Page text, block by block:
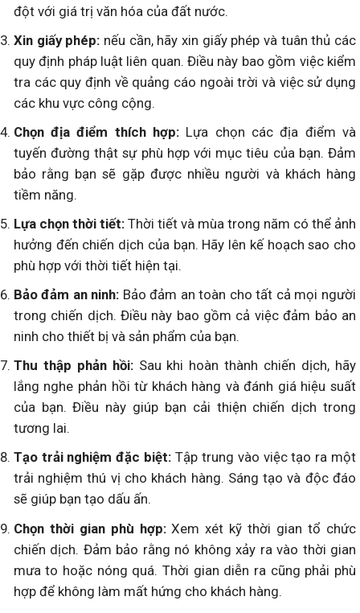
đột với giá trị văn hóa của đất nước.
Xin giấy phép: nếu cần, hãy xin giấy phép và tuân thủ các
quy định pháp luật liên quan. Điều này bao gồm việc kiểm
tra các quy định về quảng cáo ngoài trời và việc sử dụng
các khu vực công cộng.
Chọn địa điểm thích hợp: Lựa chọn các địa điểm và
tuyến đường thật sự phù hợp với mục tiêu của bạn. Đảm
bảo rằng bạn sẽ gặp được nhiều người và khách hàng
tiềm năng.
Lựa chọn thời tiết:Thời tiết và mùa trong năm có thể ảnh
hưởng đến chiến dịch của bạn. Hãy lên kế hoạch sao cho
phù hợp với thời tiết hiện tại.
Bảo đảm an ninh: Bảo đảm an toàn cho tất cả mọi người
trong chiến dịch. Điều này bao gồm cả việc đảm bảo an
ninh cho thiết bị và sản phẩm của bạn.
Thu thập phản hồi:Sau khi hoàn thành chiến dịch, hãy
lắng nghe phản hồi từ khách hàng và đánh giá hiệu suất
của bạn. Điều này giúp bạn cải thiện chiến dịch trong
tương lai.
Tạo trải nghiệm đặc biệt: Tập trung vào việc tạo ra một
trải nghiệm thú vị cho khách hàng. Sáng tạo và độc đáo
sẽ giúp bạn tạo dấu ấn.
Chọn thời gian phù hợp:Xem xét kỹ thời gian tổ chức
chiến dịch. Đảm bảo rằng nó không xảy ra vào thời gian
mưa to hoặc nóng quá. Thời gian diễn ra cũng phải phù
hợp để không làm mất hứng cho khách hàng.